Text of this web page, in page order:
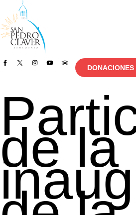
DONACIONES
de la